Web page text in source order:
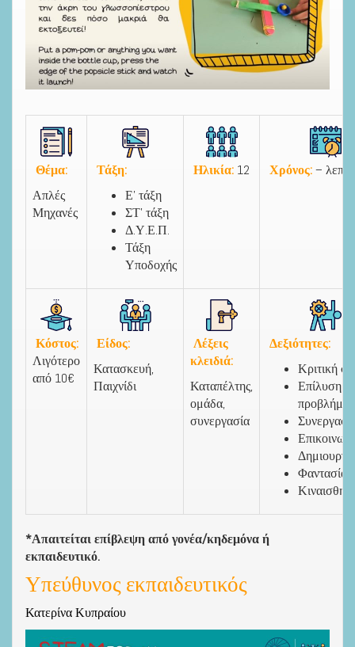
Θέμα:
Απλές
Μηχανές
Τάξη:
Ε’ τάξη
ΣΤ’ τάξη
Δ.Υ.Ε.Π.
Τάξη
Υποδοχής
Ηλικία: 12 Χρόνος:– λεπτά
Κόστος:
Λιγότερο
από 10€
Είδος:
Κατασκευή,
Παιχνίδι
Λέξεις
κλειδιά:
Καταπέλτης,
ομάδα,
συνεργασία
Δεξιότητες:
Κριτική
Επίλυση
Φαντασία
*Απαιτείται επίβλεψη από γονέα/κηδεμόνα ή
εκπαιδευτικό.
Υπεύθυνος εκπαιδευτικός
Κατερίνα Κυπραίου